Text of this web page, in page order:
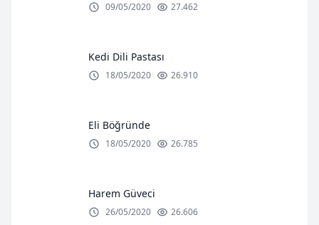
09/05/2020 27.462
Kedi Dili Pastası
18/05/2020 26.910
Eli Böğründe
18/05/2020 26.785
Harem Güveci
26/05/2020 26.606